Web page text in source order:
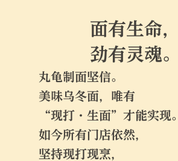
面有生命，
劲有灵魂。
丸龟制面坚信。
美味乌冬面，唯有
“现打・生面”才能实现。
如今所有门店依然，
坚持现打现烹，